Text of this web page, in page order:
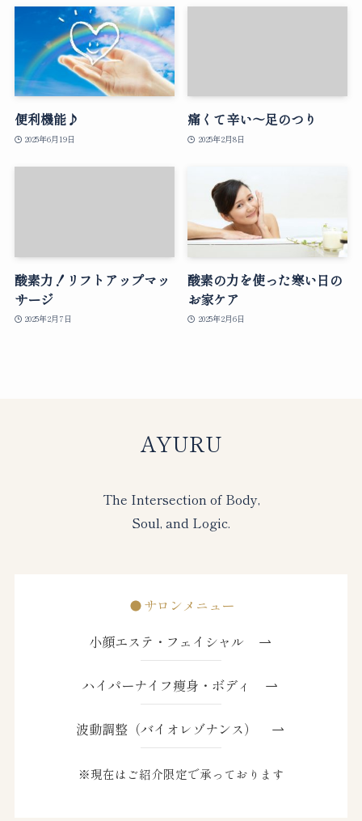
便利機能♪
2025年6月19日
痛くて辛い〜足のつり
2025年2月8日
酸素力！リフトアップマッ
サージ
2025年2月7日
酸素の力を使った寒い日の
お家ケア
2025年2月6日
AYURU
The Intersection of Body,
Soul, and Logic.
サロンメニュー
小顔エステ・フェイシャル
ハイパーナイフ痩身・ボディ
波動調整（バイオレゾナンス）
※現在はご紹介限定で承っております